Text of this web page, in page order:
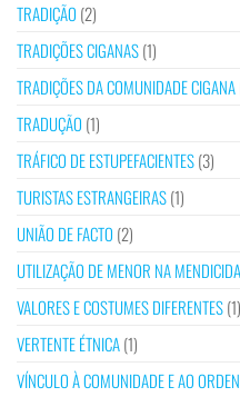
TRADIÇÃO (2)
TRADIÇÕES CIGANAS(1)
TRADIÇÕES DA COMUNIDADE CIGANA
TRADUÇÃO (1)
TRÁFICO DE ESTUPEFACIENTES(3)
TURISTAS ESTRANGEIRAS(1)
UNIÃO DE FACTO (2)
UTILIZAÇÃO DE MENOR NA
VALORES E COSTUMES DIFERENTES(1)
VERTENTE ÉTNICA(1)
VÍNCULO À COMUNIDADE E AO